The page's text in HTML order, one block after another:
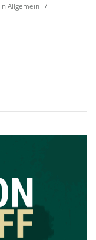
In Allgemein /